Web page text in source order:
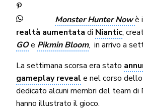
Monster Hunter Nowè
realtà aumentata di Niantic,
GOe Pikmin Bloom, in arrivo a
La settimana scorsa era stato
gameplay reveal e nel corso
dedicato alcuni membri del team di
hanno illustrato il gioco.